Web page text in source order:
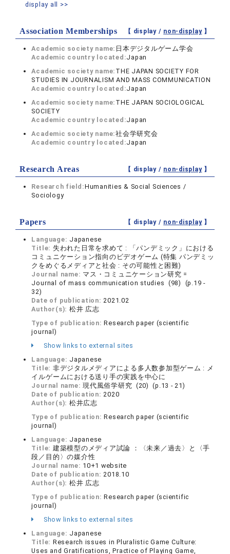
display all >>
Association Memberships 【 display / non-display】
Academic society name: 日本デジタルゲーム学会
Academic country located:Japan
Academic society name: THE JAPAN SOCIETY FOR
STUDIES IN JOURNALISM AND MASS COMMUNICATION
Academic country located:Japan
Academic society name: THE JAPAN SOCIOLOGICAL
SOCIETY
Academic country located:Japan
Academic society name:社会学研究会
Academic country located:Japan
Research Areas 【 display / non-display】
Research field:Humanities & Social Sciences /
Sociology
Papers 【 display / non-display】
Language: Japanese
Title: 失われた日常を求めて : 「パンデミック」における
コミュニケーション指向のビデオゲーム (特集 パンデミッ
クをめぐるメディアと社会 : その可能性と困難)
Journal name: マス・コミュニケーション研究 =
Journal of mass communication studies (98) (p.19 -
32)
Date of publication:2021.02
Author(s): 松井 広志
Type of publication:Research paper (scientific
journal)
Show links to external sites
Language: Japanese
Title: 非デジタルメディアによる多人数参加型ゲーム : メ
イルゲームにおける送り手の実践を中心に
Journal name:現代風俗学研究 (20) (p.13 - 21)
Date of publication:2020
Author(s): 松井広志
Type of publication:Research paper (scientific
journal)
Language: Japanese
Title: 建築模型のメディア試論 ：〈未来／過去〉と〈手
段／目的〉の媒介性
Journal name: 10+1 website
Date of publication:2018.10
Author(s): 松井 広志
Type of publication:Research paper (scientific
journal)
Show links to external sites
Language: Japanese
Title: Research issues in Pluralistic Game Culture:
Uses and Gratifications, Practice of Playing Game,